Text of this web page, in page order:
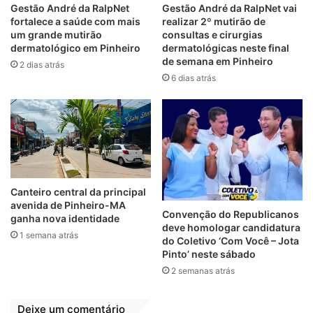
Gestão André da RalpNet
fortalece a saúde com mais
um grande mutirão
dermatológico em Pinheiro
2 dias atrás
Gestão André da RalpNet vai
realizar 2º mutirão de
consultas e cirurgias
dermatológicas neste final
de semana em Pinheiro
6 dias atrás
Canteiro central da principal
avenida de Pinheiro-MA
ganha nova identidade
1 semana atrás
Convenção do Republicanos
deve homologar candidatura
do Coletivo ‘Com Você – Jota
Pinto’ neste sábado
2 semanas atrás
Deixe um comentário